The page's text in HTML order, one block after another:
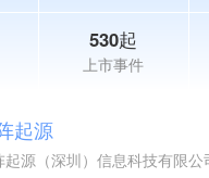
530起
上市事件
起源
起源（深圳）信息科技有限公